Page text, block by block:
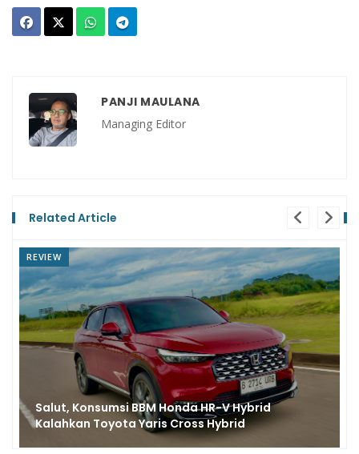
PANJI MAULANA
Managing Editor
Related Article
HR-V Hybrid
Hybrid
REVIEW
Toyota GR Yaris Raih
Bergengsi Kejurnas Sprint